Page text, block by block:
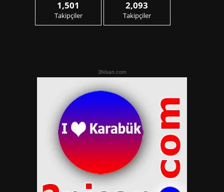
1,501
Takipçiler
2,093
Takipçiler
3Nisan.com